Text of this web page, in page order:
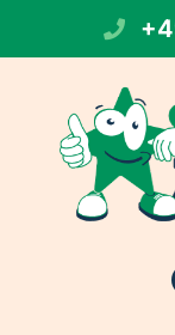
springen